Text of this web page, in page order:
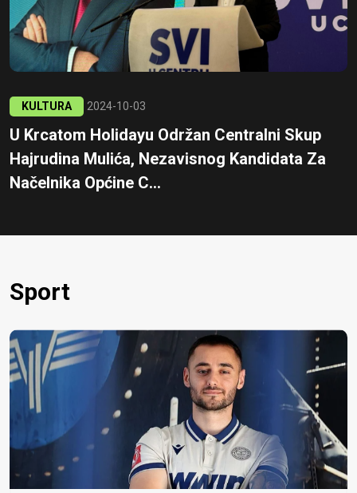
KULTURA 2024-10-03
U Krcatom Holidayu Održan Centralni Skup
Hajrudina Mulića, Nezavisnog Kandidata Za
Načelnika Općine C...
Sport